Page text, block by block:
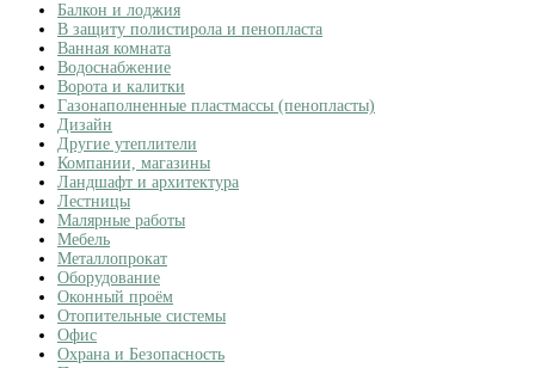
Балкон и лоджия
В защиту полистирола и пенопласта
Ванная комната
Водоснабжение
Ворота и калитки
Газонаполненные пластмассы (пенопласты)
Дизайн
Другие утеплители
Компании, магазины
Ландшафт и архитектура
Лестницы
Малярные работы
Мебель
Металлопрокат
Оборудование
Оконный проём
Отопительные системы
Офис
Охрана и Безопасность